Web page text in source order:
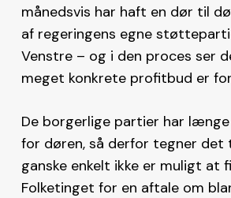
månedsvis har haft en dør til
af regeringens egne
Venstre – og i den proces ser
meget konkrete profitbud er
De borgerlige partier har
for døren, så derfor tegner det
ganske enkelt ikke er muligt at
Folketinget for en aftale om